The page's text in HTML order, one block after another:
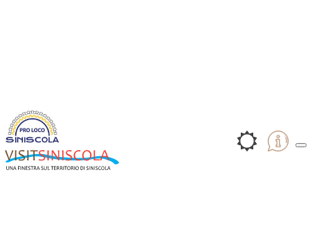
per ritornare al punto di partenza.
Da Siniscola si esce verso la SP3 in direzione Lodè. Una
volta arrivati in cima dopo circa 8 km., si svolta a Sant'Anna a